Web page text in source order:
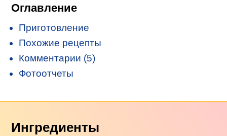
Оглавление
Приготовление
Похожие рецепты
Комментарии (5)
Фотоотчеты
Ингредиенты